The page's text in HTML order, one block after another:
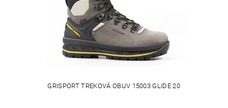
GRISPORT TREKOVÁ OBUV 15003 GLIDE 20